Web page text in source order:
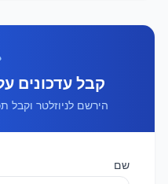
קבל עדכונים
הירשם לניוזלטר וקבל
שם